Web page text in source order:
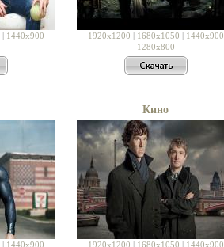
| 1440x900
1920x1200 | 1680x1050 | 1440x900
1280x800
| 1440x900
Кино
1920x1200 | 1680x1050 | 1440x900